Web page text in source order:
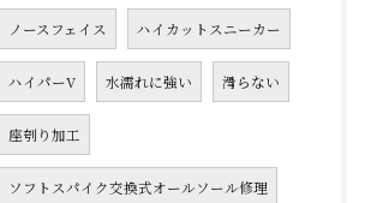
ノースフェイス ハイカットスニーカー
ハイパーV 水濡れに強い 滑らない
座刳り加工
ソフトスパイク交換式オールソール修理